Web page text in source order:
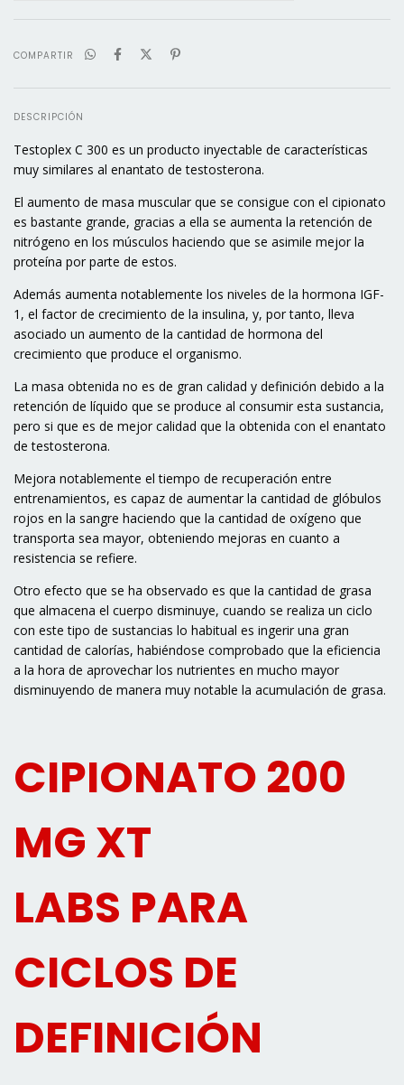
COMPARTIR
DESCRIPCIÓN
Testoplex C 300 es un producto inyectable de características
muy similares al enantato de testosterona.
El aumento de masa muscular que se consigue con el cipionato
es bastante grande, gracias a ella se aumenta la retención de
nitrógeno en los músculos haciendo que se asimile mejor la
proteína por parte de estos.
Además aumenta notablemente los niveles de la hormona IGF-
1, el factor de crecimiento de la insulina, y, por tanto, lleva
asociado un aumento de la cantidad de hormona del
crecimiento que produce el organismo.
La masa obtenida no es de gran calidad y definición debido a la
retención de líquido que se produce al consumir esta sustancia,
pero si que es de mejor calidad que la obtenida con el enantato
de testosterona.
Mejora notablemente el tiempo de recuperación entre
entrenamientos, es capaz de aumentar la cantidad de glóbulos
rojos en la sangre haciendo que la cantidad de oxígeno que
transporta sea mayor, obteniendo mejoras en cuanto a
resistencia se refiere.
Otro efecto que se ha observado es que la cantidad de grasa
que almacena el cuerpo disminuye, cuando se realiza un ciclo
con este tipo de sustancias lo habitual es ingerir una gran
cantidad de calorías, habiéndose comprobado que la eficiencia
a la hora de aprovechar los nutrientes en mucho mayor
disminuyendo de manera muy notable la acumulación de grasa.
CIPIONATO 200
MG XT
LABS PARA
CICLOS DE
DEFINICIÓN